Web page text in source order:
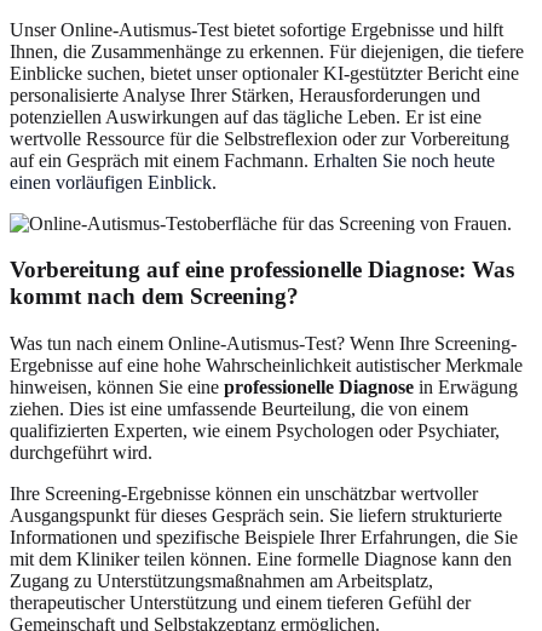
Unser Online-Autismus-Test bietet sofortige Ergebnisse und hilft
Ihnen, die Zusammenhänge zu erkennen. Für diejenigen, die tiefere
Einblicke suchen, bietet unser optionaler KI-gestützter Bericht eine
personalisierte Analyse Ihrer Stärken, Herausforderungen und
potenziellen Auswirkungen auf das tägliche Leben. Er ist eine
wertvolle Ressource für die Selbstreflexion oder zur Vorbereitung
auf ein Gespräch mit einem Fachmann. Erhalten Sie noch heute
einen vorläufigen Einblick.
Vorbereitung auf eine professionelle Diagnose: Was
kommt nach dem Screening?
Was tun nach einem Online-Autismus-Test? Wenn Ihre Screening-
Ergebnisse auf eine hohe Wahrscheinlichkeit autistischer Merkmale
hinweisen, können Sie eine professionelle Diagnose in Erwägung
ziehen. Dies ist eine umfassende Beurteilung, die von einem
qualifizierten Experten, wie einem Psychologen oder Psychiater,
durchgeführt wird.
Ihre Screening-Ergebnisse können ein unschätzbar wertvoller
Ausgangspunkt für dieses Gespräch sein. Sie liefern strukturierte
Informationen und spezifische Beispiele Ihrer Erfahrungen, die Sie
mit dem Kliniker teilen können. Eine formelle Diagnose kann den
Zugang zu Unterstützungsmaßnahmen am Arbeitsplatz,
therapeutischer Unterstützung und einem tieferen Gefühl der
Gemeinschaft und Selbstakzeptanz ermöglichen.